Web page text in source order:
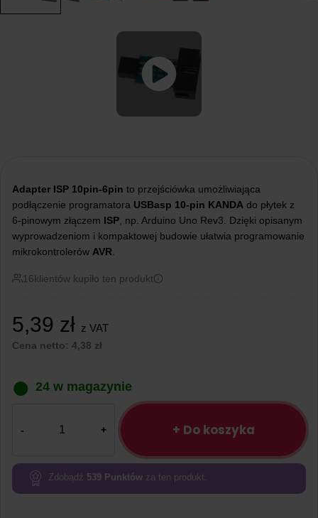
Adapter ISP 10pin-6pin to przejściówka umożliwiająca
podłączenie programatora USBasp 10-pin KANDA do płytek z
6-pinowym złączem ISP , np. Arduino Uno Rev3. Dzięki opisanym
wyprowadzeniom i kompaktowej budowie ułatwia programowanie
mikrokontrolerów AVR
16klientów kupiło ten produkt
5,39 zł z VAT
Cena netto: 4,38 zł
24 w magazynie
6pin
USBASP
+ Do koszyka
Zdobądź 539 Punktów za ten produkt.